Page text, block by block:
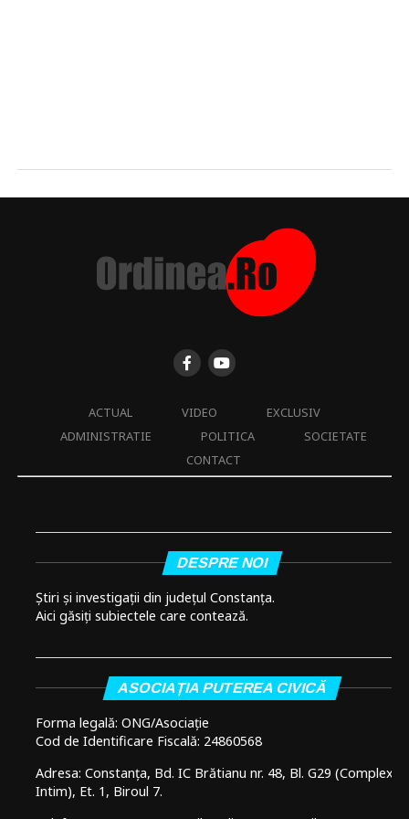
ACTUAL VIDEO
EXCLUSIV
ADMINISTRATIE
POLITICA
SOCIETATE
CONTACT
DESPRE NOI
Știri și investigații din județul Constanța.
Aici găsiți subiectele care contează.
ASOCIAȚIA PUTEREA CIVICĂ
Forma legală: ONG/Asociație
Cod de Identificare Fiscală: 24860568
Adresa: Constanța, Bd. IC Brătianu nr. 48, Bl. G29 (Complex
Intim), Et. 1, Biroul 7.